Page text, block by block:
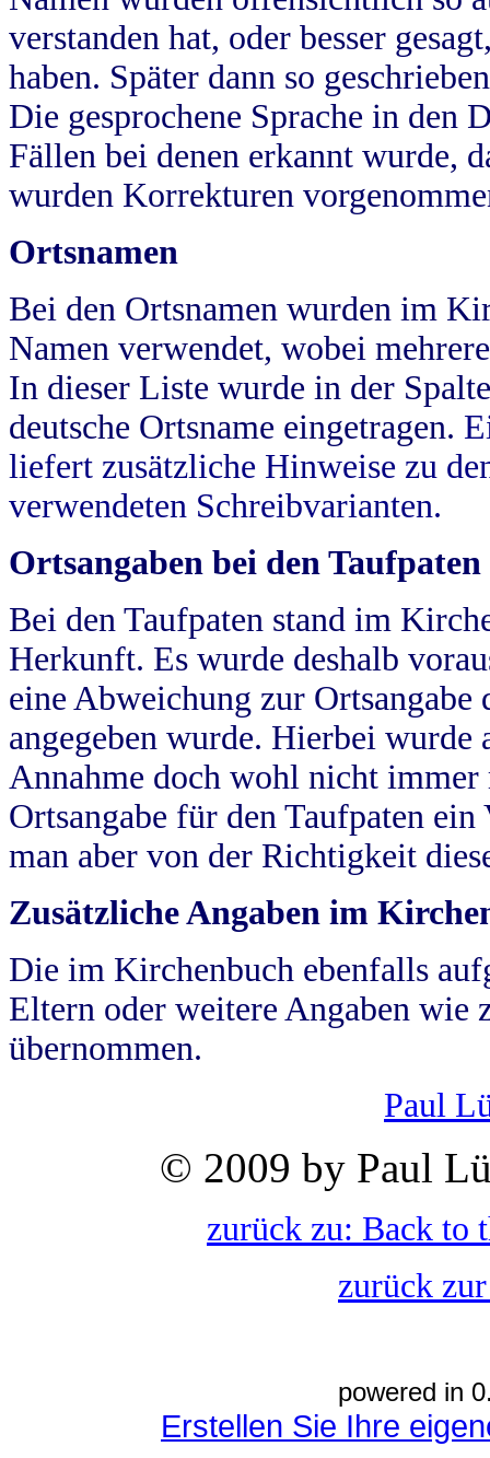
verstanden hat, oder besser
haben. Später dann so
Die gesprochene Sprache in
Fällen bei denen erkannt wurde,
wurden Korrekturen
Ortsnamen
Bei den Ortsnamen wurden im
Namen verwendet, wobei
In dieser Liste wurde in der
deutsche Ortsname eingetragen.
liefert zusätzliche Hinweise zu
verwendeten Schreibvarianten.
Ortsangaben bei den Taufpaten
Bei den Taufpaten stand im
Herkunft. Es wurde deshalb
eine Abweichung zur
angegeben wurde. Hierbei wurde
Annahme doch wohl nicht
Ortsangabe für den Taufpaten
man aber von der Richtigkeit
Zusätzliche Angaben im
Die im Kirchenbuch ebenfalls
Eltern oder weitere Angaben wie
übernommen.
Paul
© 2009 by Paul
zurück zu: Back to
zurück
powered in
Erstellen Sie Ihre